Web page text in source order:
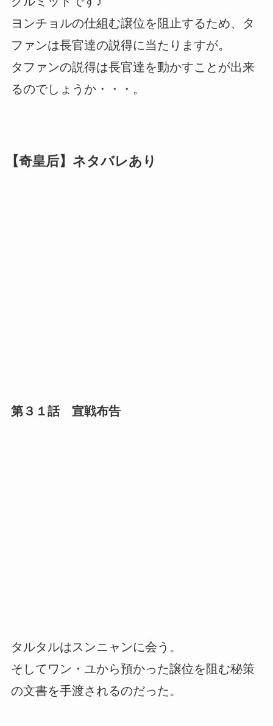
ヨンチョルの仕組む譲位を阻止するため、タ
ファンは長官達の説得に当たりますが。
タファンの説得は長官達を動かすことが出来
るのでしょうか・・・。
【奇皇后】ネタバレあり
第３１話 宣戦布告
タルタルはスンニャンに会う。
そしてワン・ユから預かった譲位を阻む秘策
の文書を手渡されるのだった。